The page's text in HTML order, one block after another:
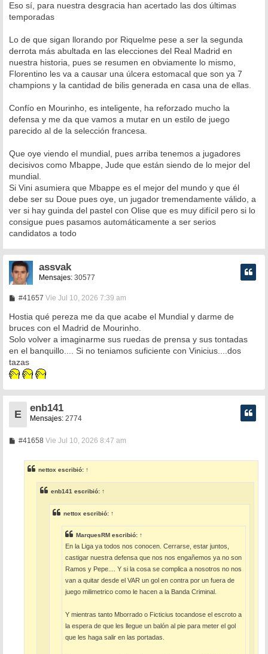
Eso sí, para nuestra desgracia han acertado las dos últimas
temporadas
Lo de que sigan llorando por Riquelme pese a ser la segunda
derrota más abultada en las elecciones del Real Madrid en
nuestra historia, pues se resumen en obviamente lo mismo,
Florentino les va a causar una úlcera estomacal que son ya 7
champions y la cantidad de bilis generada en casa una de ellas.
Confío en Mourinho, es inteligente, ha reforzado mucho la
defensa y me da que vamos a mutar en un estilo de juego
parecido al de la selección francesa.
Que oye viendo el mundial, pues arriba tenemos a jugadores
decisivos como Mbappe, Jude que están siendo de lo mejor del
mundial.
Si Vini asumiera que Mbappe es el mejor del mundo y que él
debe ser su Doue pues oye, un jugador tremendamente válido, a
ver si hay guinda del pastel con Olise que es muy difícil pero si lo
consigue pues pasamos automáticamente a ser serios
candidatos a todo
assvak
Mensajes: 30577
#41657M
n
a
j
e
Vie Jul 10, 2026 7:39 am
Hostia qué pereza me da que acabe el Mundial y darme de
bruces con el Madrid de Mourinho.
Solo volver a imaginarme sus ruedas de prensa y sus tontadas
en el banquillo.... Si no teniamos suficiente con Vinicius....dos
tazas
E
enb141
Mensajes: 2774
#41658M
a
j
e
Vie Jul 10, 2026 8:47 am
nettox escribió: ↑
enb141 escribió: ↑
nettox escribió: ↑
MarquesRM escribió: ↑
En la Liga ya todos nos conocen. Cerrarse, estar juntos,
castigar nuestra defensa que nos nos engañemos ya no son
Ramos y Pepe.... Y si la cosa se complica a nosotros no nos
van a quitar desde el VAR un gol en contra por un fuera de
juego milimetrico como le hacen a la Banda Criminal.
Y mientras tanto Mborrado o Ficticius tocandose el escroto a
la espera de que les llegue un balón al pie para meter el gol
que les haga salir en las portadas.